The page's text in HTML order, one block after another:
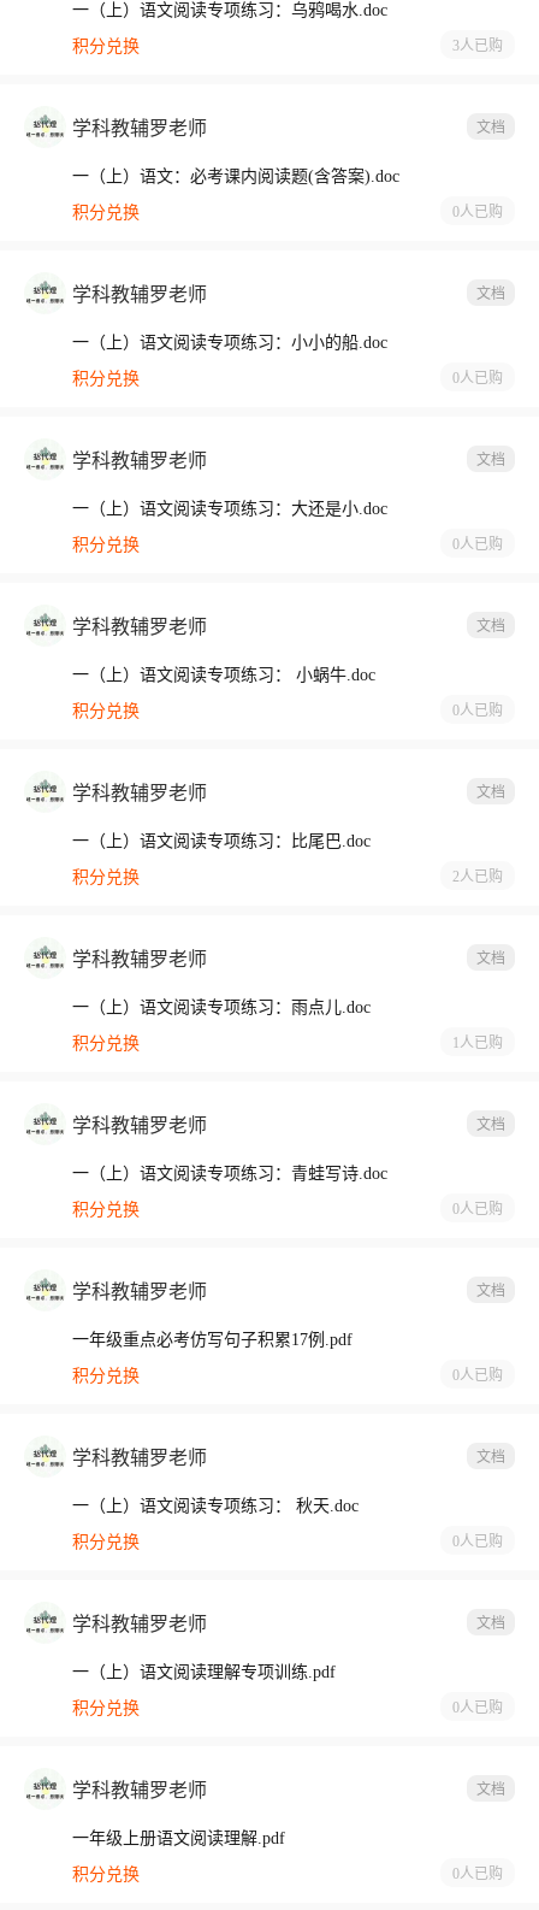
一（上）语文阅读专项练习：乌鸦喝水.doc
积分兑换
3人 已购
学科教辅罗老师 文档
一（上）语文：必考课内阅读题(含答案).doc
积分兑换
0人 已购
学科教辅罗老师 文档
一（上）语文阅读专项练习：小小的船.doc
积分兑换
0人 已购
学科教辅罗老师 文档
一（上）语文阅读专项练习：大还是小.doc
积分兑换
0人 已购
学科教辅罗老师 文档
一（上）语文阅读专项练习： 小蜗牛.doc
积分兑换
0人 已购
学科教辅罗老师 文档
一（上）语文阅读专项练习：比尾巴.doc
积分兑换
2人 已购
学科教辅罗老师 文档
一（上）语文阅读专项练习：雨点儿.doc
积分兑换
1人 已购
学科教辅罗老师 文档
一（上）语文阅读专项练习：青蛙写诗.doc
积分兑换
0人 已购
学科教辅罗老师 文档
一年级重点必考仿写句子积累17例.pdf
积分兑换
0人 已购
学科教辅罗老师 文档
一（上）语文阅读专项练习： 秋天.doc
积分兑换
0人 已购
学科教辅罗老师 文档
一（上）语文阅读理解专项训练.pdf
积分兑换
0人 已购
学科教辅罗老师 文档
一年级上册语文阅读理解.pdf
积分兑换
0人 已购